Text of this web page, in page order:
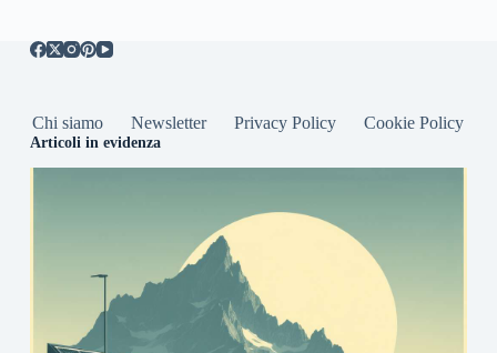
Chi siamo Newsletter Privacy Policy Cookie Policy
Articoli in evidenza